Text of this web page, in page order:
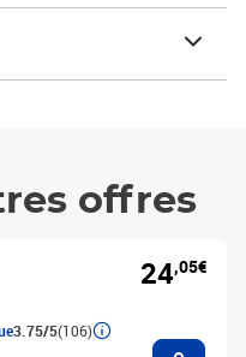
offres
3.75/5(106)
24,05€